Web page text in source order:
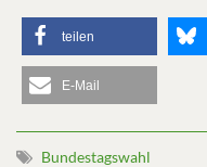
teilen
E-Mail
Bundestagswahl